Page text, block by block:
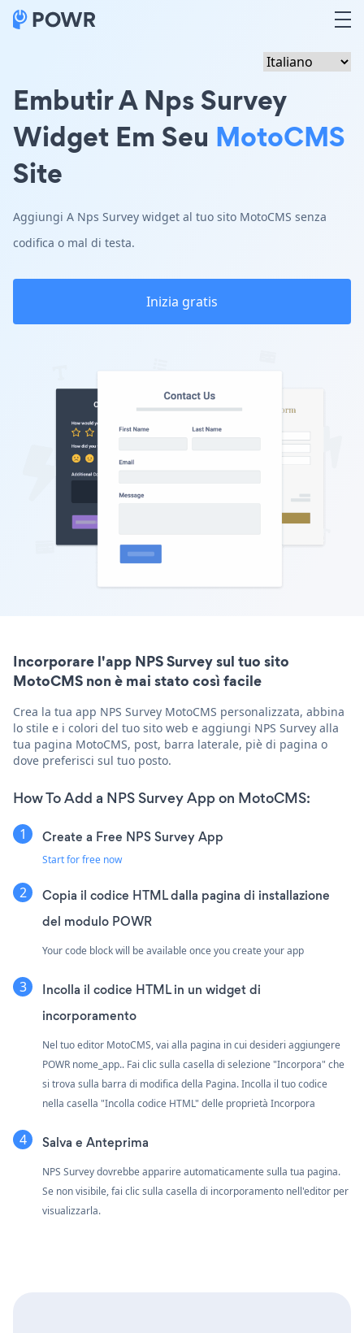
Embutir A Nps Survey
Widget Em Seu MotoCMS
Site
Aggiungi A Nps Survey widget al tuo sito MotoCMS senza
codifica o mal di testa.
Inizia gratis
Incorporare l'app NPS Survey sul tuo sito
MotoCMS non è mai stato così facile
Crea la tua app NPS Survey MotoCMS personalizzata, abbina
lo stile e i colori del tuo sito web e aggiungi NPS Survey alla
tua pagina MotoCMS, post, barra laterale, piè di pagina o
dove preferisci sul tuo posto.
How To Add a NPS Survey App on MotoCMS:
Create a Free NPS Survey App
Start for free now
Copia il codice HTML dalla pagina di installazione
del modulo POWR
Your code block will be available once you create your app
Incolla il codice HTML in un widget di
incorporamento
Nel tuo editor MotoCMS, vai alla pagina in cui desideri aggiungere
POWR nome_app.. Fai clic sulla casella di selezione "Incorpora" che
si trova sulla barra di modifica della Pagina. Incolla il tuo codice
nella casella "Incolla codice HTML" delle proprietà Incorpora
Salva e Anteprima
NPS Survey dovrebbe apparire automaticamente sulla tua pagina.
Se non visibile, fai clic sulla casella di incorporamento nell'editor per
visualizzarla.